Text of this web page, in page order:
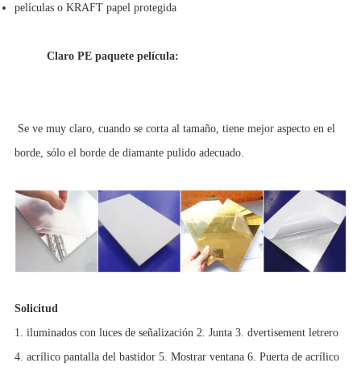
películas o KRAFT papel protegida
Claro PE paquete película:
Se ve muy claro, cuando se corta al tamaño, tiene mejor aspecto en el
borde, sólo el borde de diamante pulido adecuado.
Solicitud
1. iluminados con luces de señalización 2. Junta 3. dvertisement letrero
4. acrílico pantalla del bastidor 5. Mostrar ventana 6. Puerta de acrílico